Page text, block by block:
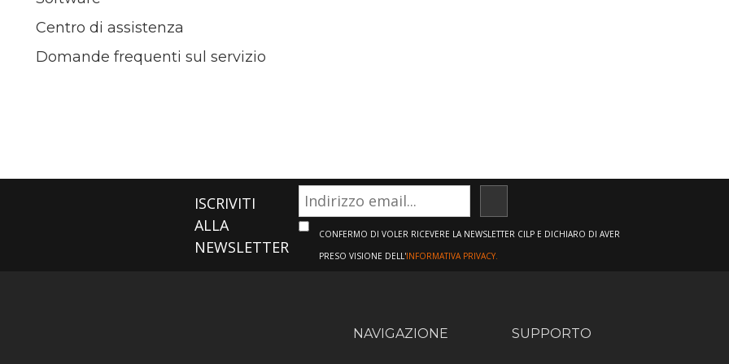
Centro di assistenza
Domande frequenti sul servizio
ISCRIVITI
ALLA
NEWSLETTER
CONFERMO DI VOLER RICEVERE LA NEWSLETTER CILP E DICHIARO DI AVER
PRESO VISIONE DELL'INFORMATIVA PRIVACY.
NAVIGAZIONE SUPPORTO